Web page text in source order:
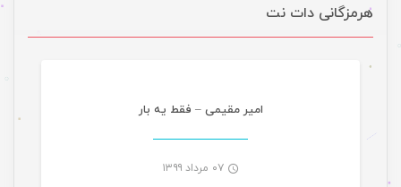
هرمزگانی دات نت
امیر مقیمی – فقط یه بار
۰۷ مرداد ۱۳۹۹